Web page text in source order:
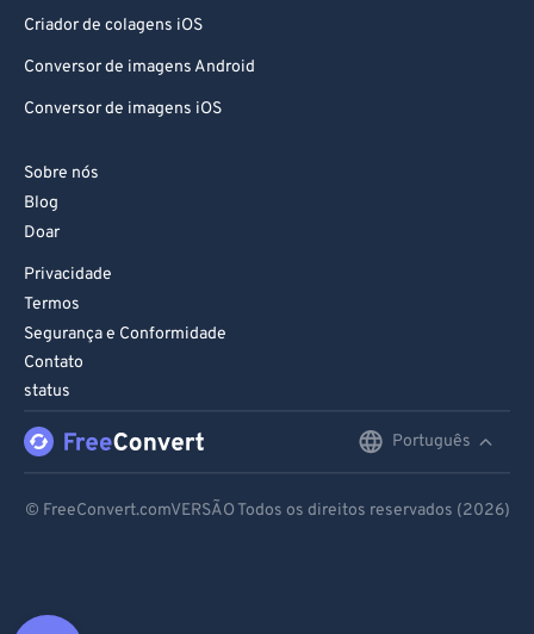
Criador de colagens iOS
Conversor de imagens Android
Conversor de imagens iOS
Sobre nós
Blog
Doar
Privacidade
Termos
Segurança e Conformidade
Contato
status
Português
© FreeConvert.comVERSÃO Todos os direitos reservados (2026)